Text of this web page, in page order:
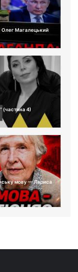
Олег Магалецький
(частина 4)
мову — Лариса